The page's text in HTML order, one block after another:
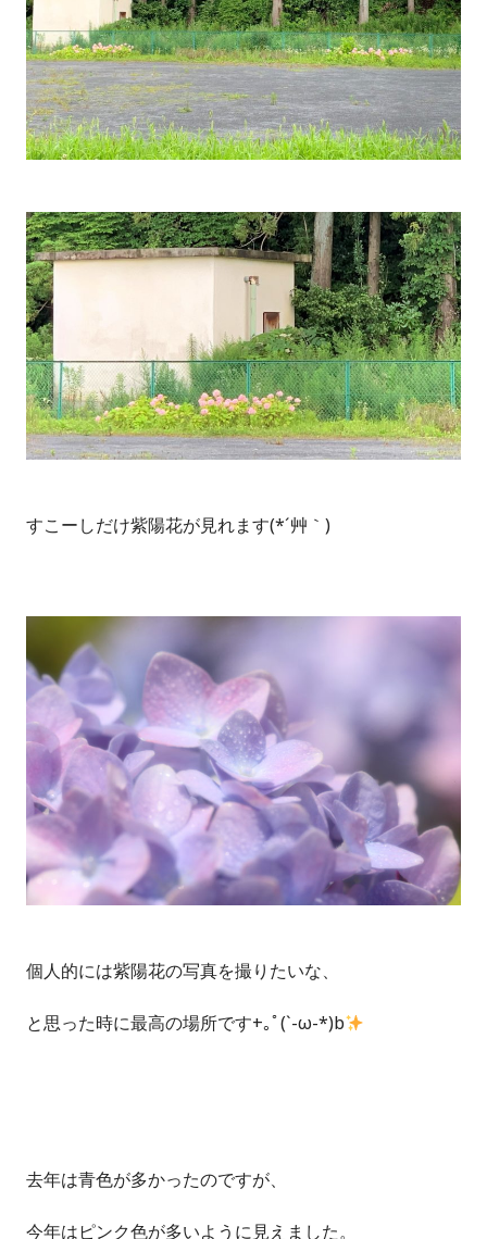
すこーしだけ紫陽花が見れます(*´艸｀)
個人的には紫陽花の写真を撮りたいな、
と思った時に最高の場所です+｡ﾟ(`-ω-*)b
去年は青色が多かったのですが、
今年はピンク色が多いように見えました。